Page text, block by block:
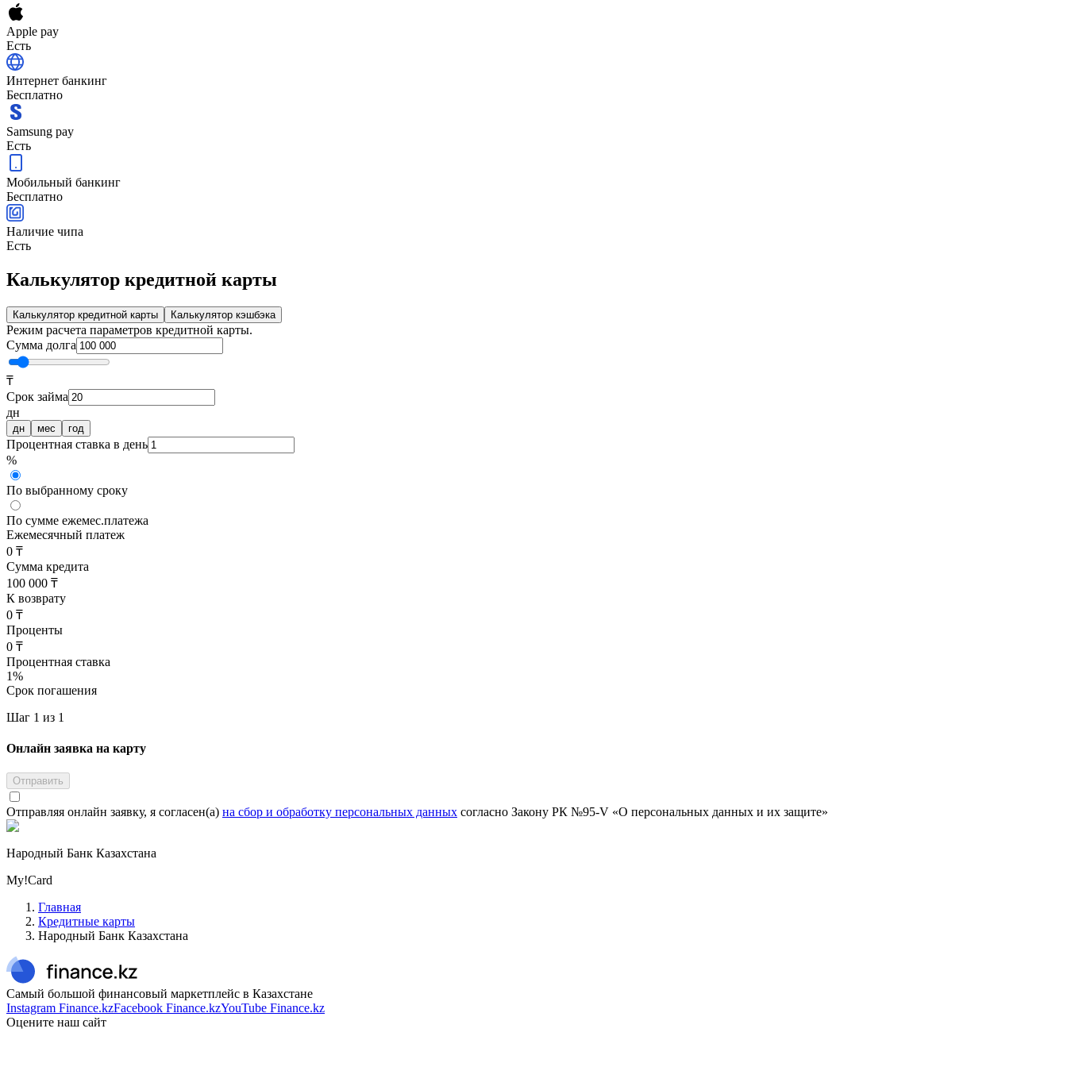
Apple pay
Есть
Интернет банкинг
Бесплатно
Samsung pay
Есть
Мобильный банкинг
Бесплатно
Наличие чипа
Есть
Калькулятор кредитной карты
Калькулятор кредитной карты Калькулятор кэшбэка
Режим расчета параметров кредитной карты.
Сумма долга
₸
Срок займа
дн
дн мес год
Процентная ставка в день
%
По выбранному сроку
По сумме ежемес.платежа
Ежемесячный платеж
0 ₸
Сумма кредита
100 000 ₸
К возврату
0 ₸
Проценты
0 ₸
Процентная ставка
1%
Срок погашения
Шаг 1 из 1
Онлайн заявка на карту
Отправить
Отправляя онлайн заявку, я согласен(а) на сбор и обработку персональных данных согласно Закону РК №95-V «О персональных данных и их защите»
Народный Банк Казахстана
My!Card
Главная
Кредитные карты
Народный Банк Казахстана
Самый большой финансовый маркетплейс в Казахстане
Instagram Finance.kzFacebook Finance.kzYouTube Finance.kz
Оцените наш сайт